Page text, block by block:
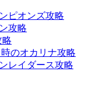
ピオンズ攻略
攻略
略
のオカリナ攻略
レイダース攻略